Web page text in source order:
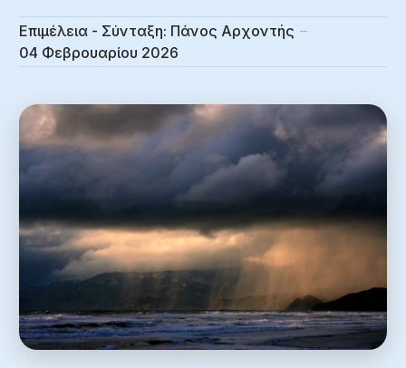
Επιμέλεια - Σύνταξη: Πάνος Αρχοντής
04 Φεβρουαρίου 2026